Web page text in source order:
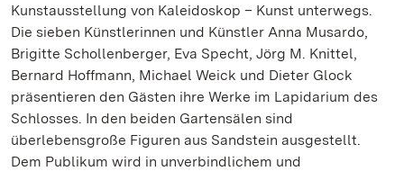
Kunstausstellung von Kaleidoskop – Kunst unterwegs.
Die sieben Künstlerinnen und Künstler Anna Musardo,
Brigitte Schollenberger, Eva Specht, Jörg M. Knittel,
Bernard Hoffmann, Michael Weick und Dieter Glock
präsentieren den Gästen ihre Werke im Lapidarium des
Schlosses. In den beiden Gartensälen sind
überlebensgroße Figuren aus Sandstein ausgestellt.
Dem Publikum wird in unverbindlichem und